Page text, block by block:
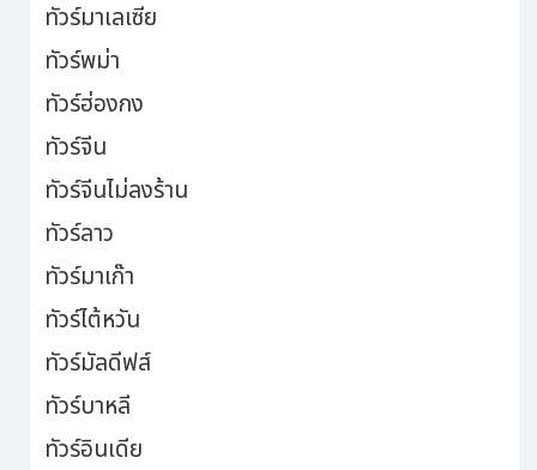
ทัวร์มาเลเซีย
ทัวร์พม่า
ทัวร์ฮ่องกง
ทัวร์จีน
ทัวร์จีนไม่ลงร้าน
ทัวร์ลาว
ทัวร์มาเก๊า
ทัวร์ไต้หวัน
ทัวร์มัลดีฟส์
ทัวร์บาหลี
ทัวร์อินเดีย